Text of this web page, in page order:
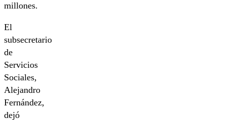
millones.
El
subsecretario
de
Servicios
Sociales,
Alejandro
Fernández,
dejó